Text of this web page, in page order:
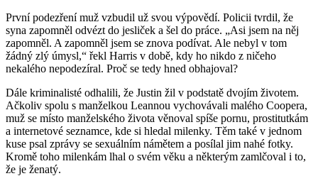
První podezření muž vzbudil už svou výpovědí. Policii tvrdil, že
syna zapomněl odvézt do jesliček a šel do práce. „Asi jsem na něj
zapomněl. A zapomněl jsem se znova podívat. Ale nebyl v tom
žádný zlý úmysl,“ řekl Harris v době, kdy ho nikdo z ničeho
nekalého nepodezíral. Proč se tedy hned obhajoval?
Dále kriminalisté odhalili, že Justin žil v podstatě dvojím životem.
Ačkoliv spolu s manželkou Leannou vychovávali malého Coopera,
muž se místo manželského života věnoval spíše pornu, prostitutkám
a internetové seznamce, kde si hledal milenky. Těm také v jednom
kuse psal zprávy se sexuálním námětem a posílal jim nahé fotky.
Kromě toho milenkám lhal o svém věku a některým zamlčoval i to,
že je ženatý.